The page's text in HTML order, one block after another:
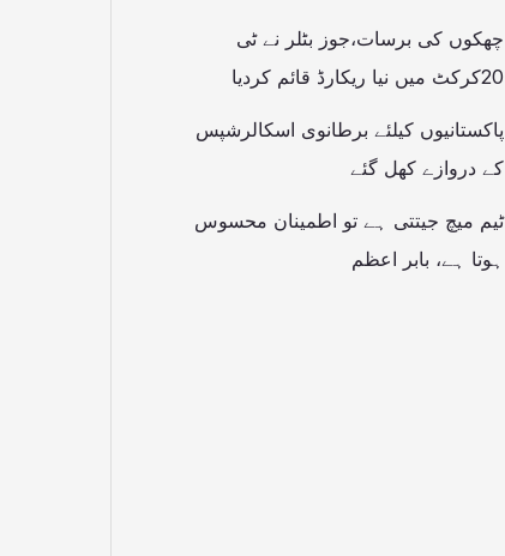
چھکوں کی برسات،جوز بٹلر نے ٹی
20کرکٹ میں نیا ریکارڈ قائم کردیا
پاکستانیوں کیلئے برطانوی اسکالرشپس
کے دروازے کھل گئے
ٹیم میچ جیتتی ہے تو اطمینان محسوس
ہوتا ہے، بابر اعظم